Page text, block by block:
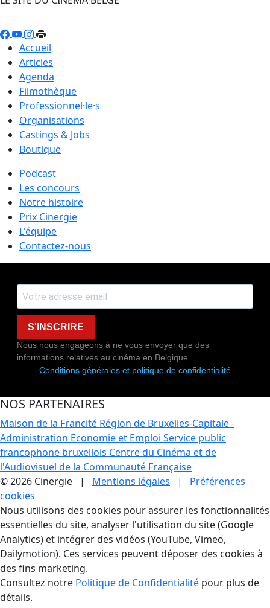
Accueil
Articles
Agenda
Filmothèque
Professionnel·le·s
Organisations
Castings & Jobs
Boutique
Podcast
Les concours
Notre histoire
Prix Cinergie
L'équipe
Contactez-nous
S'INSCRIRE
Nous nous engageons à ne vous envoyer que des
informations relatives au cinéma en Belgique.
Conditions générales et politique de confidentialité
NOS PARTENAIRES
Maison de la Francité Région de Bruxelles-Capitale -
Administration Economie et Emploi Service public
francophone bruxellois Centre du Cinéma et de
l'Audiovisuel de la Communauté Française
© 2026 Cinergie | Mentions légales | Préférences
cookies
Gestion des Cookies
Nous utilisons des cookies pour assurer les fonctionnalités
essentielles du site, analyser l'utilisation du site (Google
Analytics) et intégrer des vidéos (YouTube, Vimeo,
Dailymotion). Ces services peuvent déposer des cookies à
des fins marketing.
Consultez notre Politique de Confidentialité pour plus de
détails.